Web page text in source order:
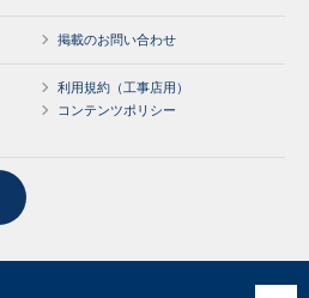
掲載のお問い合わせ
利用規約（工事店用）
コンテンツポリシー